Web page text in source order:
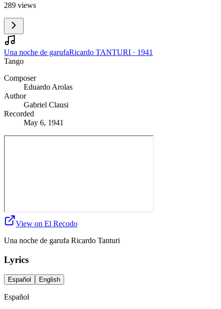
289 views
Una noche de garufaRicardo TANTURI · 1941
Tango
Composer
Eduardo Arolas
Author
Gabriel Clausi
Recorded
May 6, 1941
View on El Recodo
Una noche de garufa Ricardo Tanturi
Lyrics
Español English
Español